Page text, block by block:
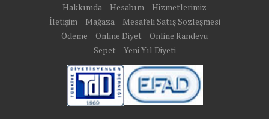
Hakkımda
Hesabım
Hizmetlerimiz
İletişim
Mağaza
Mesafeli Satış Sözleşmesi
Ödeme
Online Diyet
Online Randevu
Sepet
Yeni Yıl Diyeti